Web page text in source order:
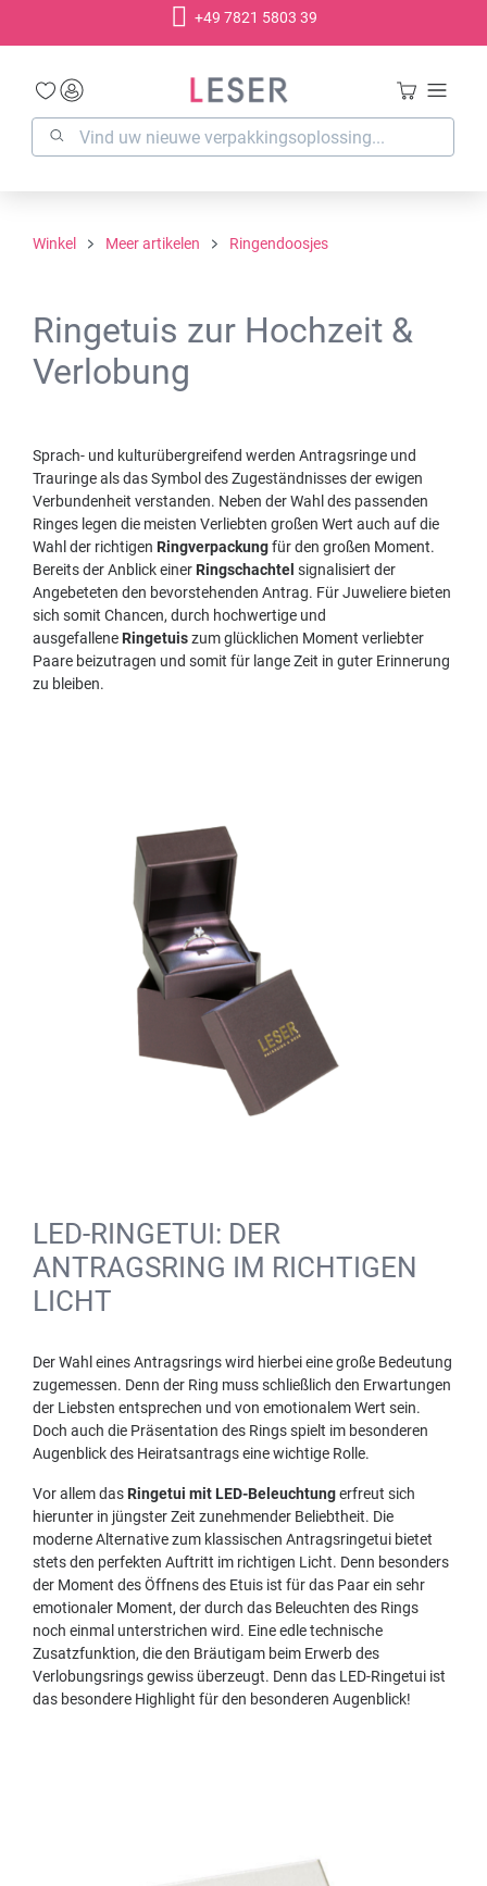
+49 7821 5803 39
Winkel Meer artikelen Ringendoosjes
Ringetuis zur Hochzeit &
Verlobung
Sprach- und kulturübergreifend werden Antragsringe und
Trauringe als das Symbol des Zugeständnisses der ewigen
Verbundenheit verstanden. Neben der Wahl des passenden
Ringes legen die meisten Verliebten großen Wert auch auf die
Wahl der richtigen Ringverpackungfür den großen Moment.
Bereits der Anblick einer Ringschachtel signalisiert der
Angebeteten den bevorstehenden Antrag. Für Juweliere bieten
sich somit Chancen, durch hochwertige und
ausgefallene Ringetuiszum glücklichen Moment verliebter
Paare beizutragen und somit für lange Zeit in guter Erinnerung
zu bleiben.
LED-RINGETUI: DER
ANTRAGSRING IM RICHTIGEN
LICHT
Der Wahl eines Antragsrings wird hierbei eine große Bedeutung
zugemessen. Denn der Ring muss schließlich den Erwartungen
der Liebsten entsprechen und von emotionalem Wert sein.
Doch auch die Präsentation des Rings spielt im besonderen
Augenblick des Heiratsantrags eine wichtige Rolle.
Vor allem das Ringetui mit LED-Beleuchtungerfreut sich
hierunter in jüngster Zeit zunehmender Beliebtheit. Die
moderne Alternative zum klassischen Antragsringetui bietet
stets den perfekten Auftritt im richtigen Licht. Denn besonders
der Moment des Öffnens des Etuis ist für das Paar ein sehr
emotionaler Moment, der durch das Beleuchten des Rings
noch einmal unterstrichen wird. Eine edle technische
Zusatzfunktion, die den Bräutigam beim Erwerb des
Verlobungsrings gewiss überzeugt. Denn das LED-Ringetui ist
das besondere Highlight für den besonderen Augenblick!